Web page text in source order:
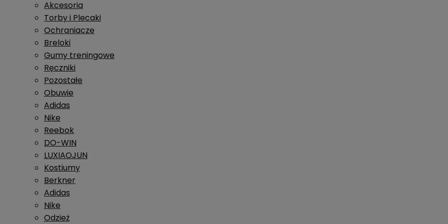
Akcesoria
Torby i Plecaki
Ochraniacze
Breloki
Gumy treningowe
Ręczniki
Pozostałe
Obuwie
Adidas
Nike
Reebok
DO-WIN
LUXIAOJUN
Kostiumy
Berkner
Adidas
Nike
Odzież